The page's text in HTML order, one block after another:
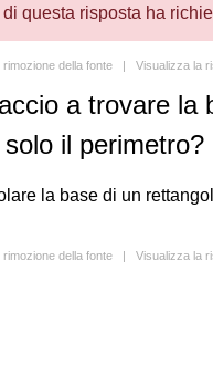
di questa risposta ha
rimozione della fonte | Visualizza la
a trovare la
il perimetro?
la base di un
rimozione della fonte | Visualizza la